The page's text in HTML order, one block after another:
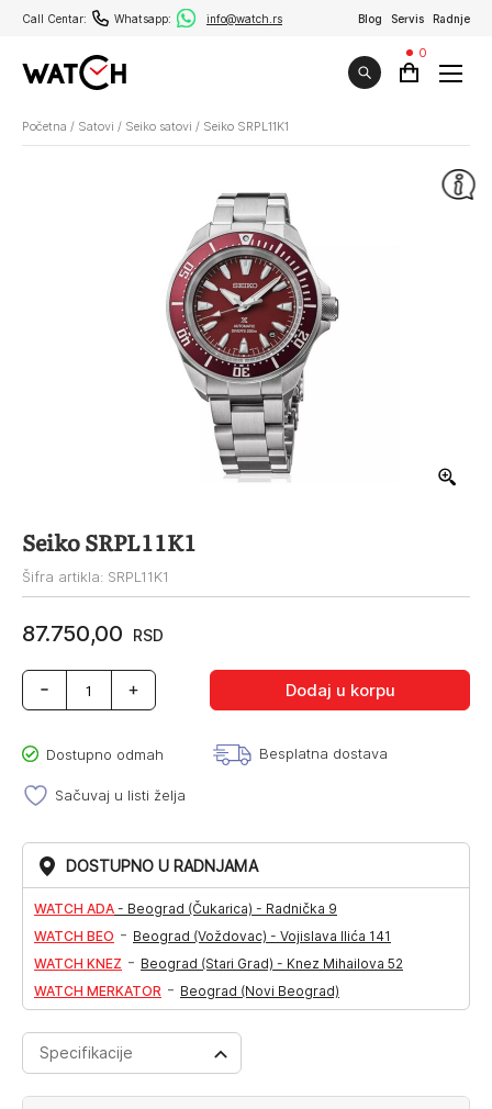
Call Centar: Whatsapp: info@watch.rs Blog Servis Radnje
0
Početna / Satovi / Seiko satovi / Seiko SRPL11K1
Seiko SRPL11K1
Šifra artikla: SRPL11K1
87.750,00 RSD
Seiko
SRPL11K1
Dodaj u korpu
Dostupno odmah Besplatna dostava
Sačuvaj u listi želja
DOSTUPNO U RADNJAMA
WATCH ADA - Beograd (Čukarica) - Radnička 9
WATCH BEO - Beograd (Voždovac) - Vojislava Ilića 141
WATCH KNEZ - Beograd (Stari Grad) - Knez Mihailova 52
WATCH MERKATOR - Beograd (Novi Beograd)
Specifikacije